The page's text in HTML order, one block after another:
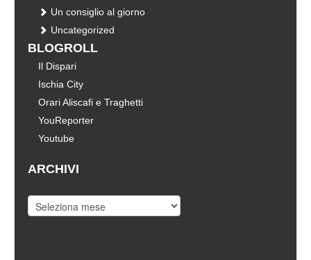
Un consiglio al giorno
Uncategorized
BLOGROLL
Il Dispari
Ischia City
Orari Aliscafi e Traghetti
YouReporter
Youtube
ARCHIVI